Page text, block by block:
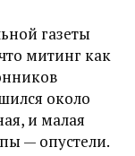
газеты
митинг как
около
и малая
— опустели.